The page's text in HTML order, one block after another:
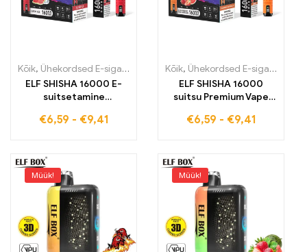
Kõik, Ühekordsed E-sigaretid Ühekordsed e-sigaretid Eestis
ELF SHISHA 16000 E-
suitsetamine
Lush Ice Vape
€6,59 - €9,41
Kõik, Ühekordsed E-sigaretid
ELF SHISHA 16000
suitsu Premium Vape
maitsega värskendava
€6,59 - €9,41
Müük! Müük!